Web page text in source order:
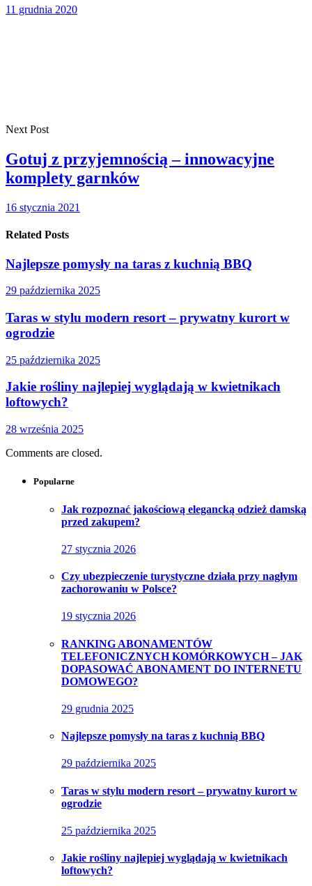
11 grudnia 2020
Next Post
Gotuj z przyjemnością – innowacyjne
komplety garnków
16 stycznia 2021
Related Posts
Najlepsze pomysły na taras z kuchnią BBQ
29 października 2025
Taras w stylu modern resort – prywatny kurort w
ogrodzie
25 października 2025
Jakie rośliny najlepiej wyglądają w kwietnikach
loftowych?
28 września 2025
Comments are closed.
Popularne
Jak rozpoznać jakościową elegancką odzież damską
przed zakupem?
27 stycznia 2026
Czy ubezpieczenie turystyczne działa przy nagłym
zachorowaniu w Polsce?
19 stycznia 2026
RANKING ABONAMENTÓW
TELEFONICZNYCH KOMÓRKOWYCH – JAK
DOPASOWAĆ ABONAMENT DO INTERNETU
DOMOWEGO?
29 grudnia 2025
Najlepsze pomysły na taras z kuchnią BBQ
29 października 2025
Taras w stylu modern resort – prywatny kurort w
ogrodzie
25 października 2025
Jakie rośliny najlepiej wyglądają w kwietnikach
loftowych?